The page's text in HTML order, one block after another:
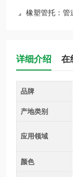
橡塑管托：管
详细介绍 在
品牌
产地类别
应用领域
颜色